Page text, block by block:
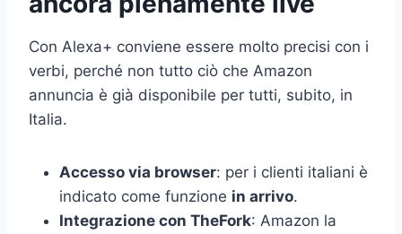
Con Alexa+ conviene essere molto precisi con i
verbi, perché non tutto ciò che Amazon
annuncia è già disponibile per tutti, subito, in
Italia.
Accesso via browser: per i clienti italiani è
indicato come funzione in arrivo.
Integrazione con TheFork: Amazon la